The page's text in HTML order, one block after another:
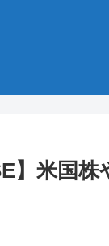
】米国